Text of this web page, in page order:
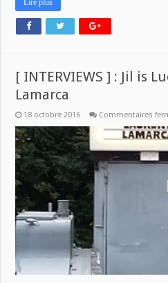
Lire plus
[ INTERVIEWS ] : Jil is
Lamarca
18 octobre 2016 Commentaires